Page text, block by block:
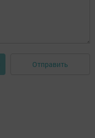
Отправить